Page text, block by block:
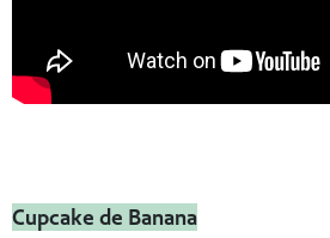
Cupcake de Banana